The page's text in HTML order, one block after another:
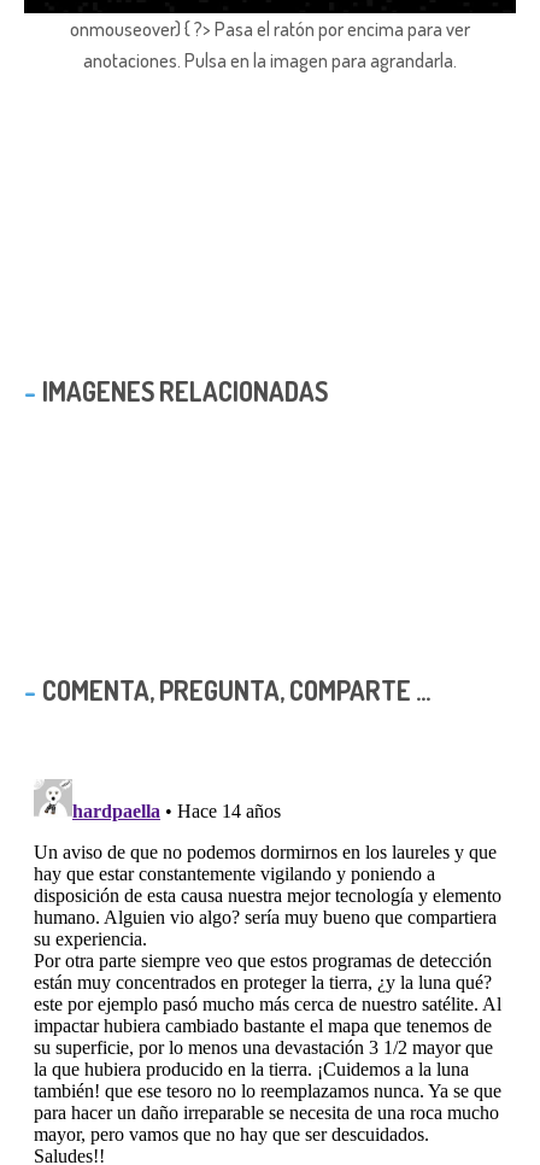
onmouseover) { ?> Pasa el ratón por encima para ver
anotaciones. Pulsa en la imagen para agrandarla.
IMAGENES RELACIONADAS
COMENTA, PREGUNTA, COMPARTE ...